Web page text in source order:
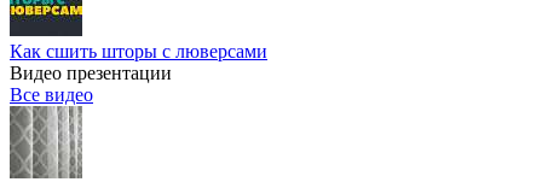
Как сшить шторы с люверсами
Видео презентации
Все видео